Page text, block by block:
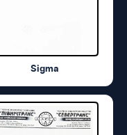
Sigma